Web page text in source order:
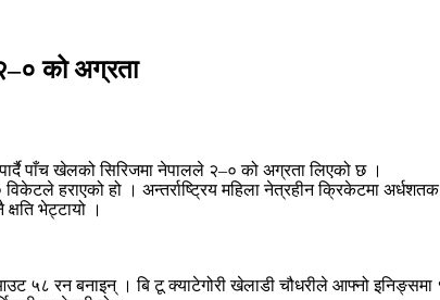
को अग्रता
पाँच खेलको सिरिजमा नेपालले २–० को अग्रता लिएको छ ।
हराएको हो । अन्तर्राष्ट्रिय महिला नेत्रहीन क्रिकेटमा
भेट्टायो ।
रन बनाइन् । बि टू क्याटेगोरी खेलाडी चौधरीले आफ्नो